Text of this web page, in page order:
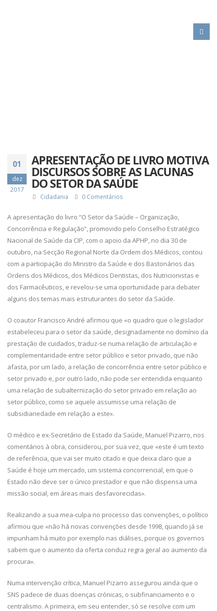
01
dez
2017
APRESENTAÇÃO DE LIVRO MOTIVA
DISCURSOS SOBRE AS LACUNAS
DO SETOR DA SAÚDE
Cidadania 0 Comentários
A apresentação do livro “O Setor da Saúde – Organização,
Concorrência e Regulação”, promovido pelo Conselho Estratégico
Nacional de Saúde da CIP, com o apoio da APHP, no dia 30 de
outubro, na Secção Regional Norte da Ordem dos Médicos, contou
com a participação do Ministro da Saúde e dos Bastonários das
Ordens dos Médicos, dos Médicos Dentistas, dos Nutricionistas e
dos Farmacêuticos, e revelou-se uma oportunidade para debater
alguns dos temas mais estruturantes do setor da Saúde.
O coautor Francisco André afirmou que «o quadro que o legislador
estabeleceu para o setor da saúde, designadamente no domínio da
prestação de cuidados, traduz-se numa relação de articulação e
complementaridade entre setor público e setor privado, que não
afasta, por um lado, a relação de concorrência entre setor público e
setor privado e, por outro lado, não pode ser entendida enquanto
uma relação de subalternização do setor privado em relação ao
setor público, como se aquele assumisse uma relação de
subsidiariedade em relação a este».
O médico e ex-Secretário de Estado da Saúde, Manuel Pizarro, nos
comentários à obra, considerou, por sua vez, que «este é um texto
de referência, que vai ser muito citado e que deixa claro que a
Saúde é hoje um mercado, um sistema concorrencial, em que o
Estado não deve ser o único prestador e que não dispensa uma
missão social, em áreas mais desfavorecidas».
Realizando a sua mea-culpa no processo das convenções, o político
afirmou que «não há novas convenções desde 1998, quando já se
impunham há muito por exemplo nas diálises, porque os governos
sabem que o aumento da oferta conduz regra geral ao aumento da
procura».
Numa intervenção crítica, Manuel Pizarro assegurou ainda que o
SNS padece de duas doenças crónicas, o subfinanciamento e o
centralismo. A primeira, em seu entender, só se resolve com um